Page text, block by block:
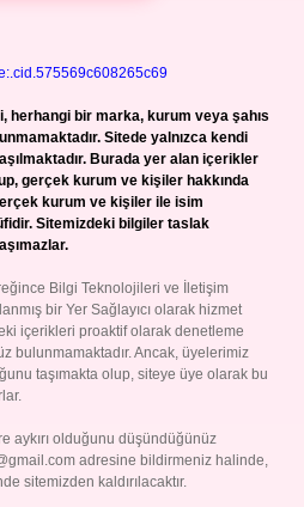
herhangi bir marka, kurum veya şahıs
Sitede yalnızca kendi
Burada yer alan içerikler
gerçek kurum ve kişiler hakkında
kurum ve kişiler ile isim
Sitemizdeki bilgiler taslak
Bilgi Teknolojileri ve İletişim
bir Yer Sağlayıcı olarak hizmet
içerikleri proaktif olarak denetleme
bulunmamaktadır. Ancak, üyelerimiz
taşımakta olup, siteye üye olarak bu
aykırı olduğunu düşündüğünüz
adresine bildirmeniz halinde,
sitemizden kaldırılacaktır.